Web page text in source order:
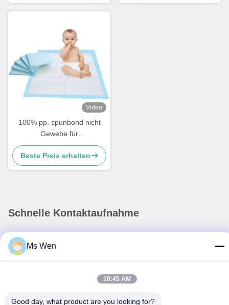
Video
100% pp. spunbond nicht
Gewebe für
ausschweifendes Underpads
Beste Preis erhalten
Schnelle Kontaktaufnahme
Zweite Etage, Gebäude 1, Nr. 36, Xinzhou Middle Street,
Lincun, Tangxia Town, Stadt Dongguan
86-0769-82001842
Ms Wen
10:45 AM
Good day, what product are you looking for?